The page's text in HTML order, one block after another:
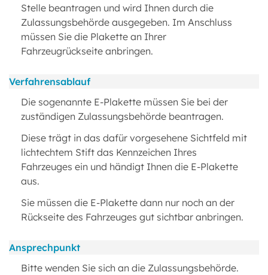
Stelle beantragen und wird Ihnen durch die
Zulassungsbehörde ausgegeben. Im Anschluss
müssen Sie die Plakette an Ihrer
Fahrzeugrückseite anbringen.
Verfahrensablauf
Die sogenannte E-Plakette müssen Sie bei der
zuständigen Zulassungsbehörde beantragen.
Diese trägt in das dafür vorgesehene Sichtfeld mit
lichtechtem Stift das Kennzeichen Ihres
Fahrzeuges ein und händigt Ihnen die E-Plakette
aus.
Sie müssen die E-Plakette dann nur noch an der
Rückseite des Fahrzeuges gut sichtbar anbringen.
Ansprechpunkt
Bitte wenden Sie sich an die Zulassungsbehörde.